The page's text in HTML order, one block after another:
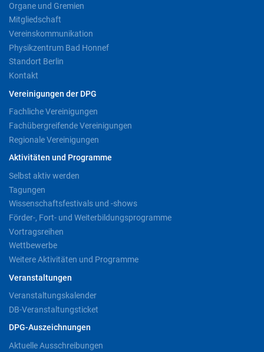
Organe und Gremien
Mitgliedschaft
Vereinskommunikation
Physikzentrum Bad Honnef
Standort Berlin
Kontakt
Vereinigungen der DPG
Fachliche Vereinigungen
Fachübergreifende Vereinigungen
Regionale Vereinigungen
Aktivitäten und Programme
Selbst aktiv werden
Tagungen
Wissenschaftsfestivals und -shows
Förder-, Fort- und Weiterbildungsprogramme
Vortragsreihen
Wettbewerbe
Weitere Aktivitäten und Programme
Veranstaltungen
Veranstaltungskalender
DB-Veranstaltungsticket
DPG-Auszeichnungen
Aktuelle Ausschreibungen